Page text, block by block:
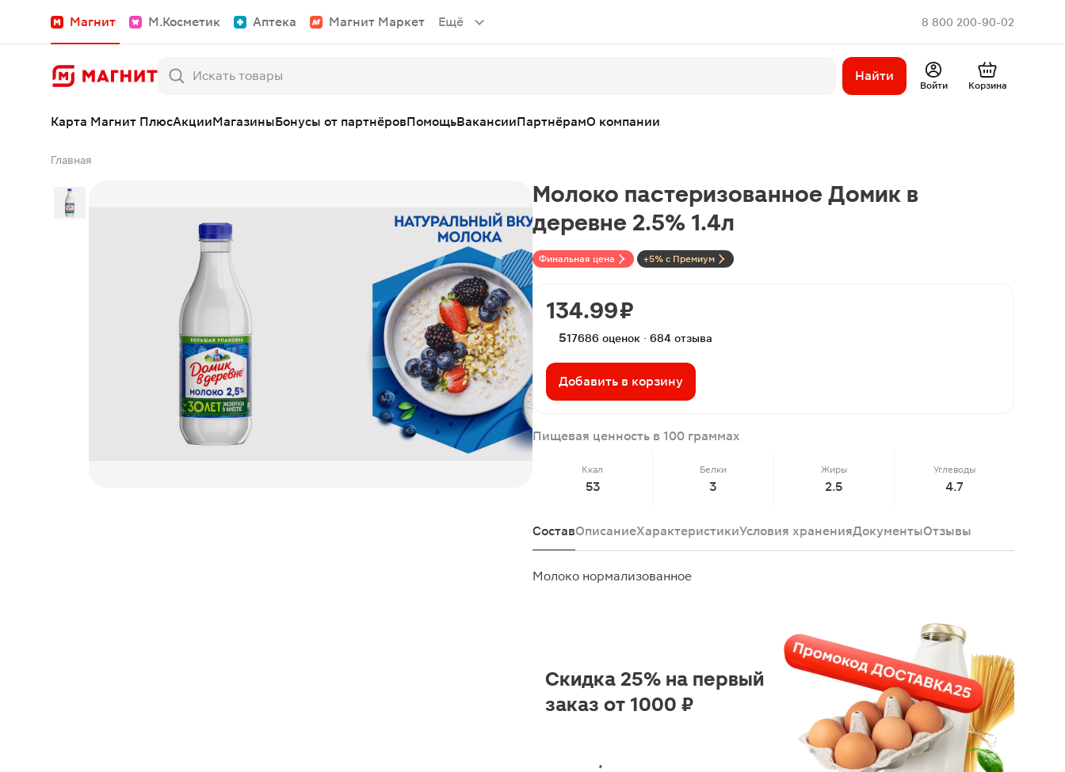
Магнит М.Косметик Аптека Магнит Маркет Ещё 8 800 200-90-02
Найти
Войти Корзина
Карта Магнит ПлюсАкцииМагазиныБонусы от партнёровПомощьВакансииПартнёрамО компании
Главная
Финальная цена +5% с Премиум
Молоко пастеризованное Домик в
деревне 2.5% 1.4л
134.99 ₽
517686 оценок · 684 отзыва
Добавить в корзину
Пищевая ценность в 100 граммах
Ккал
53
Белки
3
Жиры
2.5
Углеводы
4.7
СоставОписаниеХарактеристикиУсловия храненияДокументыОтзывы
Молоко нормализованное
Скидка 25% на первый
заказ от 1000 ₽